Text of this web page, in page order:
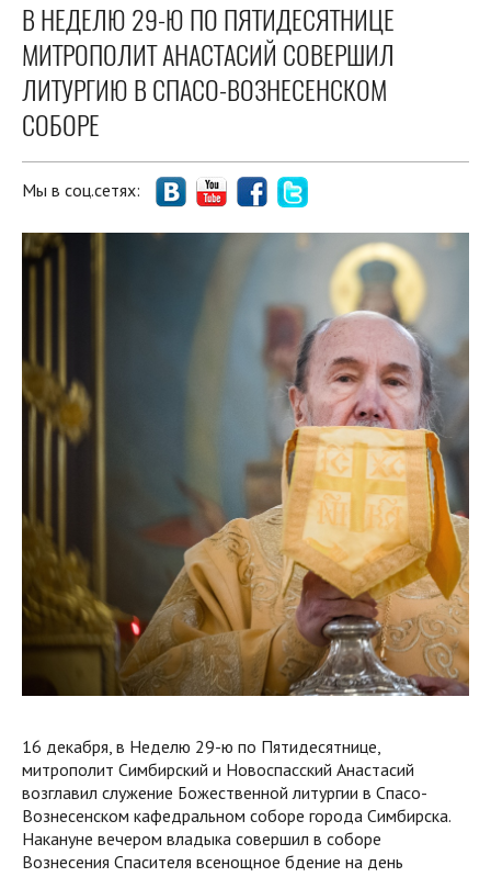
В НЕДЕЛЮ 29-Ю ПО ПЯТИДЕСЯТНИЦЕ
МИТРОПОЛИТ АНАСТАСИЙ СОВЕРШИЛ
ЛИТУРГИЮ В СПАСО-ВОЗНЕСЕНСКОМ
СОБОРЕ
Мы в соц.сетях:
16 декабря, в Неделю 29-ю по Пятидесятнице,
митрополит Симбирский и Новоспасский Анастасий
возглавил служение Божественной литургии в Спасо-
Вознесенском кафедральном соборе города Симбирска.
Накануне вечером владыка совершил в соборе
Вознесения Спасителя всенощное бдение на день